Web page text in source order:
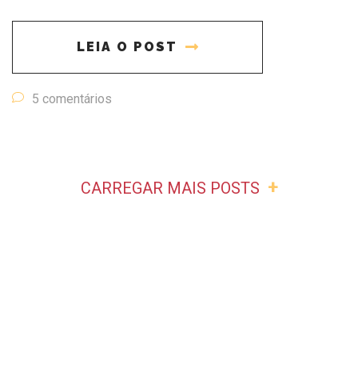
LEIA O POST
5 comentários
CARREGAR MAIS POSTS +